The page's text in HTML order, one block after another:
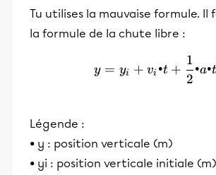
Tu utilises la mauvaise formule. Il
la formule de la chute libre :
y =
y = yi + vi •t +
2
1
•a•t
Légende :
• y : position verticale (m)
• yi : position verticale initiale (m)